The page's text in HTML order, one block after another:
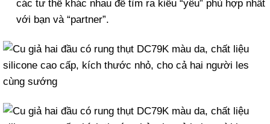
các tư thế khác nhau để tìm ra kiểu “yêu” phù hợp nhất
với bạn và “partner”.